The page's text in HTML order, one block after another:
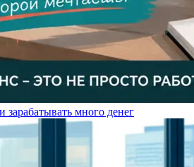
зарабатывать много денег